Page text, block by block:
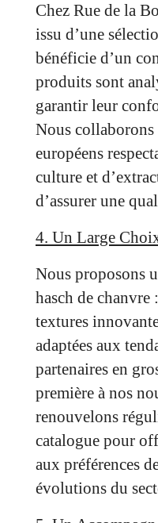
Chez Rue de la
issu d’une
bénéficie d’un
produits sont
garantir leur
Nous collaborons
européens
culture et
d’assurer une
4. Un Large
Nous proposons
hasch de
textures
adaptées aux
partenaires en
première à nos
renouvelons
catalogue pour
aux préférences
évolutions du